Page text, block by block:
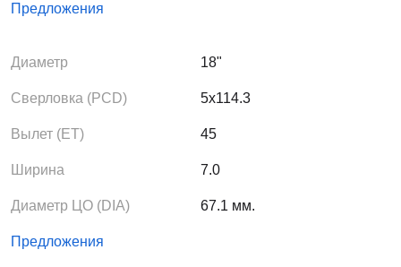
Предложения
Диаметр 18"
Сверловка (PCD) 5x114.3
Вылет (ЕТ) 45
Ширина 7.0
Диаметр ЦО (DIA) 67.1 мм.
Предложения